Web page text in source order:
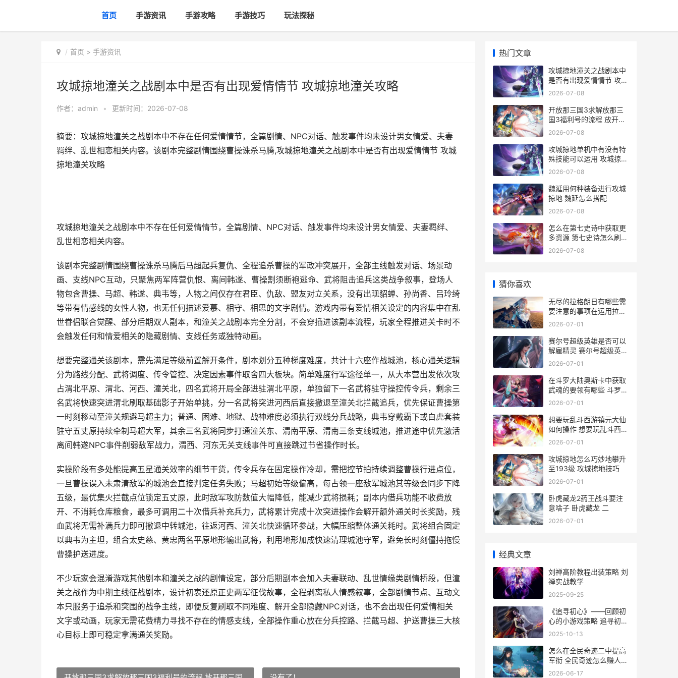
首页 手游资讯 手游攻略 手游技巧 玩法探秘
首页 > 手游资讯
攻城掠地潼关之战剧本中是否有出现爱情情节 攻城掠地潼关攻略
作者： admin • 更新时间：2026-07-08
摘要：攻城掠地潼关之战剧本中不存在任何爱情情节，全篇剧情、NPC对话、触发事件均未设计男女情爱、夫妻
羁绊、乱世相恋相关内容。该剧本完整剧情围绕曹操诛杀马腾,攻城掠地潼关之战剧本中是否有出现爱情情节 攻城
掠地潼关攻略
攻城掠地潼关之战剧本中不存在任何爱情情节，全篇剧情、NPC对话、触发事件均未设计男女情爱、夫妻羁绊、
乱世相恋相关内容。
该剧本完整剧情围绕曹操诛杀马腾后马超起兵复仇、全程追杀曹操的军政冲突展开，全部主线触发对话、场景动
画、支线NPC互动，只聚焦两军阵营仇恨、离间韩遂、曹操割须断袍逃命、武将阻击追兵这类战争叙事，登场人
物包含曹操、马超、韩遂、典韦等，人物之间仅存在君臣、仇敌、盟友对立关系，没有出现貂蝉、孙尚香、吕玲绮
等带有情感线的女性人物，也无任何描述爱慕、相守、相思的文字剧情。游戏内带有爱情相关设定的内容集中在乱
世眷侣联合觉醒、部分后期双人副本，和潼关之战剧本完全分割，不会穿插进该副本流程，玩家全程推进关卡时不
会触发任何和情爱相关的隐藏剧情、支线任务或独特动画。
想要完整通关该剧本，需先满足等级前置解开条件，剧本划分五种梯度难度，共计十六座作战城池，核心通关逻辑
分为路线分配、武将调度、传令管控、决定因素事件取舍四大板块。简单难度行军途径单一，从大本营出发依次攻
占渭北平原、渭北、河西、潼关北，四名武将开局全部进驻渭北平原，单独留下一名武将驻守操控传令兵，剩余三
名武将快速突进渭北刷取基础影子开始单挑，分一名武将突进河西后直接撤退至潼关北拦截追兵，优先保证曹操第
一时刻移动至潼关规避马超主力；普通、困难、地狱、战神难度必须执行双线分兵战略，典韦穿戴霸下或白虎套装
驻守五丈原持续牵制马超大军，其余三名武将同步打通潼关东、渭南平原、渭南三条支线城池，推进途中优先激活
离间韩遂NPC事件削弱敌军战力，渭西、河东无关支线事件可直接跳过节省操作时长。
实操阶段有多处能提高五星通关效率的细节干货，传令兵存在固定操作冷却，需把控节拍持续调整曹操行进点位，
一旦曹操误入未肃清敌军的城池会直接判定任务失败；马超初始等级偏高，每占领一座敌军城池其等级会同步下降
五级，最优集火拦截点位锁定五丈原，此时敌军攻防数值大幅降低，能减少武将损耗；副本内借兵功能不收费放
开、不消耗仓库粮食，最多可调用二十次借兵补充兵力，武将累计完成十次突进操作会解开额外通关时长奖励，残
血武将无需补满兵力即可撤退中转城池，往返河西、潼关北快速循环参战，大幅压缩整体通关耗时。武将组合固定
以典韦为主坦，组合太史慈、黄忠两名平原地形输出武将，利用地形加成快速清理城池守军，避免长时刻僵持拖慢
曹操护送进度。
不少玩家会混淆游戏其他剧本和潼关之战的剧情设定，部分后期副本会加入夫妻联动、乱世情缘类剧情桥段，但潼
关之战作为中期主线征战剧本，设计初衷还原正史两军征伐故事，全程剥离私人情感叙事，全部剧情节点、互动文
本只服务于追杀和突围的战争主线，即便反复刷取不同难度、解开全部隐藏NPC对话，也不会出现任何爱情相关
文字或动画，玩家无需花费精力寻找不存在的情感支线，全部操作重心放在分兵控路、拦截马超、护送曹操三大核
心目标上即可稳定拿满通关奖励。
热门文章
攻城掠地潼关之战剧本中
是否有出现爱情情节 攻城
掠地潼关攻略
2026-07-08
开放那三国3求解放那三
国3福利号的流程 放开那
三国3国家选择
2026-07-08
攻城掠地单机中有没有特
殊技能可以运用 攻城掠地
单机中文设置
2026-07-08
魏延用何种装备进行攻城
掠地 魏延怎么搭配
2026-07-08
怎么在第七史诗中获取更
多资源 第七史诗怎么刷初
始
2026-07-08
猜你喜欢
无尽的拉格朗日有哪些需
要注意的事项在运用拉格
朗日运输船时 无尽的拉格
2026-07-01
赛尔号超级英雄是否可以
解雇精灵 赛尔号超级英雄
旧版本下载
2026-07-01
在斗罗大陆奥斯卡中获取
武魂的要领有哪些 斗罗大
陆奥斯卡配音
2026-07-01
想要玩乱斗西游镇元大仙
如何操作 想要玩乱斗西游
怎么办
2026-07-01
攻城掠地怎么巧妙地攀升
至193级 攻城掠地技巧
2026-07-01
卧虎藏龙2药王战斗要注
意啥子 卧虎藏龙 二
2026-07-01
经典文章
刘禅高阶教程出装策略 刘
禅实战教学
2025-09-25
《追寻初心》——回顾初
心的小游戏策略 追寻初心
演讲稿
2025-10-13
怎么在全民奇迹二中提高
军衔 全民奇迹怎么赚人民
币
2026-06-17